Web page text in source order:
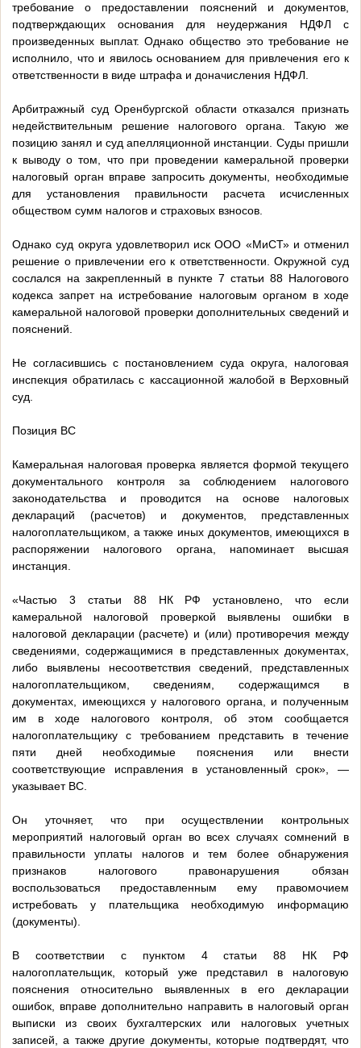
требование о предоставлении пояснений и документов,
подтверждающих основания для неудержания НДФЛ с
произведенных выплат. Однако общество это требование не
исполнило, что и явилось основанием для привлечения его к
ответственности в виде штрафа и доначисления НДФЛ.
Арбитражный суд Оренбургской области отказался признать
недействительным решение налогового органа. Такую же
позицию занял и суд апелляционной инстанции. Суды пришли
к выводу о том, что при проведении камеральной проверки
налоговый орган вправе запросить документы, необходимые
для установления правильности расчета исчисленных
обществом сумм налогов и страховых взносов.
Однако суд округа удовлетворил иск ООО «МиСТ» и отменил
решение о привлечении его к ответственности. Окружной суд
сослался на закрепленный в пункте 7 статьи 88 Налогового
кодекса запрет на истребование налоговым органом в ходе
камеральной налоговой проверки дополнительных сведений и
пояснений.
Не согласившись с постановлением суда округа, налоговая
инспекция обратилась с кассационной жалобой в Верховный
суд.
Позиция ВС
Камеральная налоговая проверка является формой текущего
документального контроля за соблюдением налогового
законодательства и проводится на основе налоговых
деклараций (расчетов) и документов, представленных
налогоплательщиком, а также иных документов, имеющихся в
распоряжении налогового органа, напоминает высшая
инстанция.
«Частью 3 статьи 88 НК РФ установлено, что если
камеральной налоговой проверкой выявлены ошибки в
налоговой декларации (расчете) и (или) противоречия между
сведениями, содержащимися в представленных документах,
либо выявлены несоответствия сведений, представленных
налогоплательщиком, сведениям, содержащимся в
документах, имеющихся у налогового органа, и полученным
им в ходе налогового контроля, об этом сообщается
налогоплательщику с требованием представить в течение
пяти дней необходимые пояснения или внести
соответствующие исправления в установленный срок», —
указывает ВС.
Он уточняет, что при осуществлении контрольных
мероприятий налоговый орган во всех случаях сомнений в
правильности уплаты налогов и тем более обнаружения
признаков налогового правонарушения обязан
воспользоваться предоставленным ему правомочием
истребовать у плательщика необходимую информацию
(документы).
В соответствии с пунктом 4 статьи 88 НК РФ
налогоплательщик, который уже представил в налоговую
пояснения относительно выявленных в его декларации
ошибок, вправе дополнительно направить в налоговый орган
выписки из своих бухгалтерских или налоговых учетных
записей, а также другие документы, которые подтвердят, что